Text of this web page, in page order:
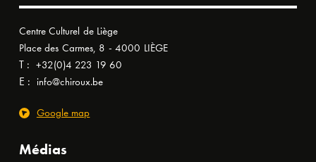
Centre Culturel de Liège
Place des Carmes, 8 - 4000 LIÈGE
T : +32(0)4 223 19 60
E : info@chiroux.be
Google map
Médias